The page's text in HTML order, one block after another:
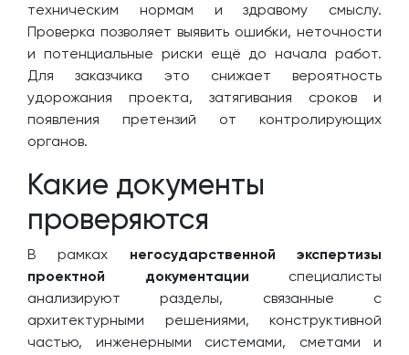
техническим нормам и здравому смыслу.
Проверка позволяет выявить ошибки, неточности
и потенциальные риски ещё до начала работ.
Для заказчика это снижает вероятность
удорожания проекта, затягивания сроков и
появления претензий от контролирующих
органов.
Какие документы
проверяются
В рамках негосударственной экспертизы
проектной документации специалисты
анализируют разделы, связанные с
архитектурными решениями, конструктивной
частью, инженерными системами, сметами и